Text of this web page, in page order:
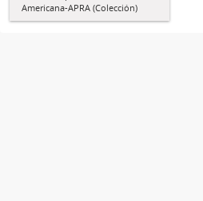
Americana-APRA (Colección)